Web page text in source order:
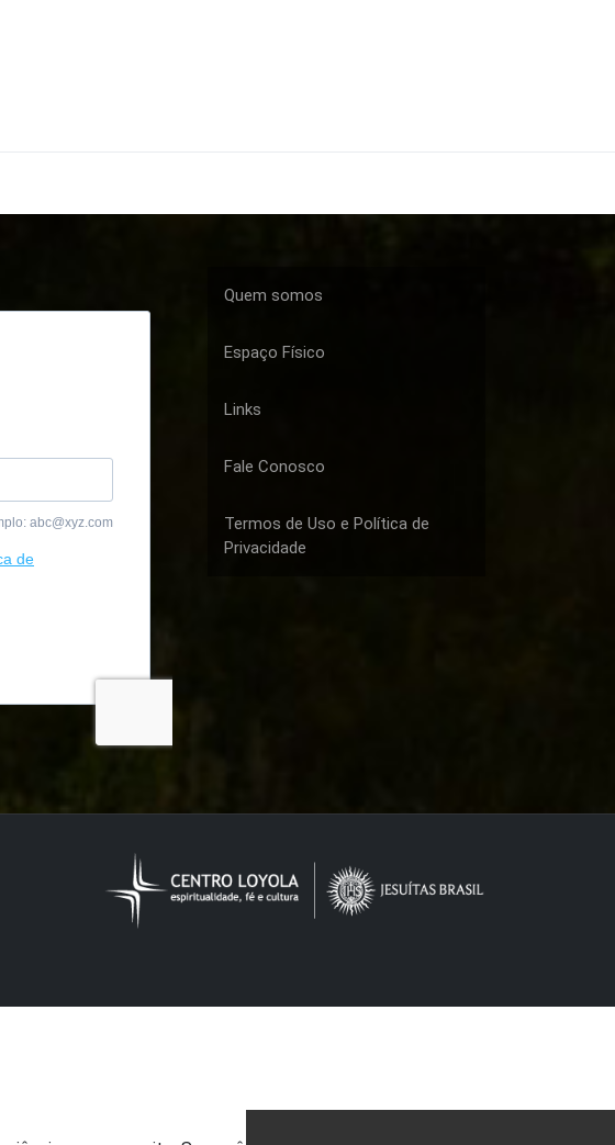
Quem somos
Espaço Físico
Links
Fale Conosco
Termos de Uso e Política de
Privacidade